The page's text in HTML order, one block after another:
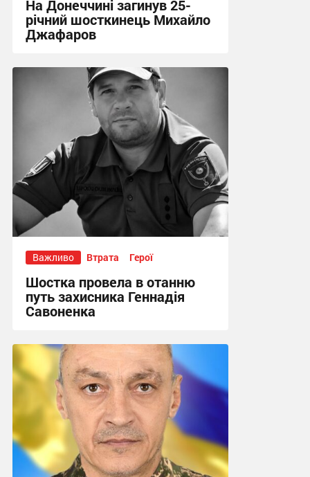
На Донеччині загинув 25-
річний шосткинець Михайло
Джафаров
13:15 сьогодні
Важливо Втрата Герої
Шостка провела в отанню
путь захисника Геннадія
Савоненка
14:28, 24.07.2026